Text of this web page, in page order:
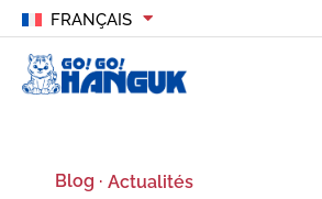
FRANÇAIS
Blog · Actualités